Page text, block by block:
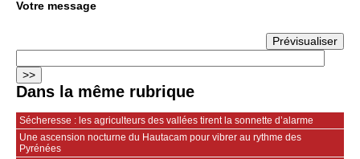
Votre message
Dans la même rubrique
Sécheresse : les agriculteurs des vallées tirent la sonnette d’alarme
Une ascension nocturne du Hautacam pour vibrer au rythme des
Pyrénées